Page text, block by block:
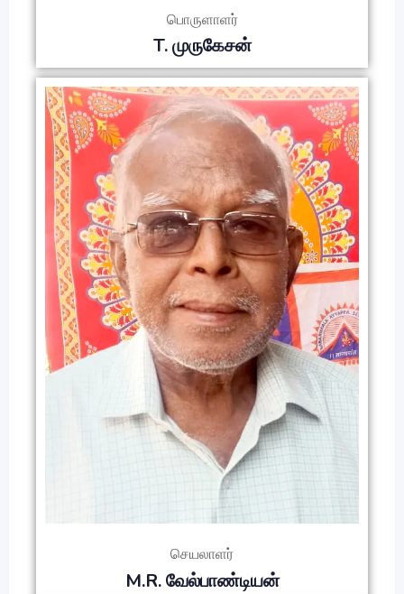
பொருளாளர்
T. முருகேசன்
செயலாளர்
M.R. வேல்பாண்டியன்